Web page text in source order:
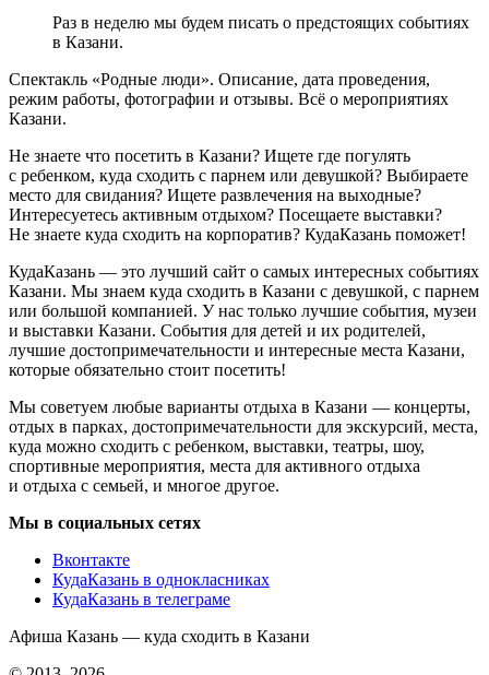
Раз в неделю мы будем писать о предстоящих событиях
в Казани.
Спектакль «Родные люди». Описание, дата проведения,
режим работы, фотографии и отзывы. Всё о мероприятиях
Казани.
Не знаете что посетить в Казани? Ищете где погулять
с ребенком, куда сходить с парнем или девушкой? Выбираете
место для свидания? Ищете развлечения на выходные?
Интересуетесь активным отдыхом? Посещаете выставки?
Не знаете куда сходить на корпоратив? КудаКазань поможет!
КудаКазань — это лучший сайт о самых интересных событиях
Казани. Мы знаем куда сходить в Казани с девушкой, с парнем
или большой компанией. У нас только лучшие события, музеи
и выставки Казани. События для детей и их родителей,
лучшие достопримечательности и интересные места Казани,
которые обязательно стоит посетить!
Мы советуем любые варианты отдыха в Казани — концерты,
отдых в парках, достопримечательности для экскурсий, места,
куда можно сходить с ребенком, выставки, театры, шоу,
спортивные мероприятия, места для активного отдыха
и отдыха с семьей, и многое другое.
Мы в социальных сетях
Вконтакте
КудаКазань в однокласниках
КудаКазань в телеграме
Афиша Казань — куда сходить в Казани